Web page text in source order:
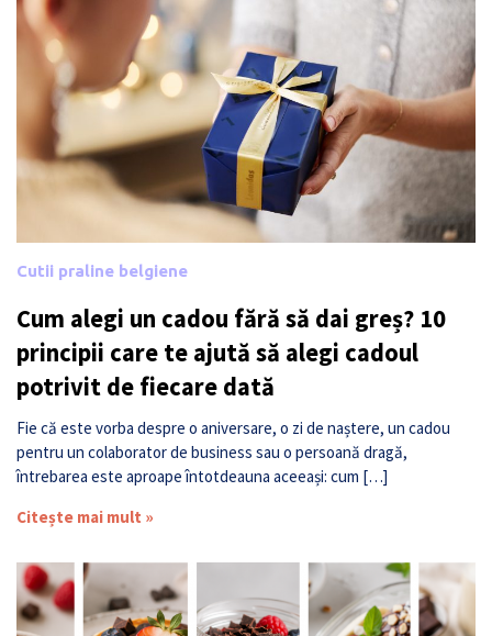
Cutii praline belgiene
Cum alegi un cadou fără să dai greș? 10
principii care te ajută să alegi cadoul
potrivit de fiecare dată
Fie că este vorba despre o aniversare, o zi de naștere, un cadou
pentru un colaborator de business sau o persoană dragă,
întrebarea este aproape întotdeauna aceeași: cum […]
Citește mai mult »